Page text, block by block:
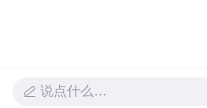
说点什么…